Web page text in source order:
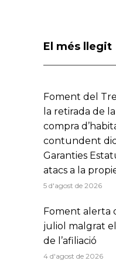
El més llegit
Foment del
la retirada de
compra
contundent
Garanties
atacs a la
5 d'agost de 2026
Foment alerta
juliol malgrat
de l’afiliació
4 d'agost de 2026